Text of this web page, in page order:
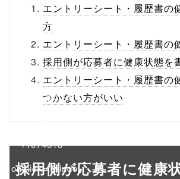
content/themes
/tapbiz_theme/
parts/sns-
buttons.php on
/1074613"
onclick="windo
エントリーシート・履歴書の
方
エントリーシート・履歴書の
採用側が応募者に健康状態を
エントリーシート・履歴書の
つかない方がいい
採用側が応募者に健康